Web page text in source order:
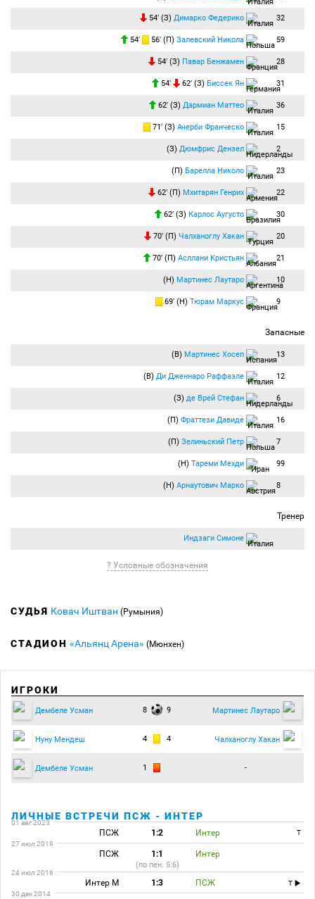
54′ (З) Димарко Федерико 32
54′ 56′ (П) Залевский Никола 59
54′ (З) Павар Бенжамен 28
54′ 62′ (З) Биссек Ян 31
62′ (З) Дармиан Маттео 36
71′ (З) Ачерби Франческо 15
(З) Дюмфрис Дензел 2
(П) Барелла Николо 23
62′ (П) Мхитарян Генрих 22
62′ (З) Карлос Аугусто 30
70′ (П) Чалханоглу Хакан 20
70′ (П) Асллани Кристьян 21
(Н) Мартинес Лаутаро 10
69′ (Н) Тюрам Маркус 9
Запасные
(В) Мартинес Хосеп 13
(В) Ди Дженнаро Раффаэле 12
(З) де Врей Стефан 6
(П) Фраттези Давиде 16
(П) Зелиньский Петр 7
(Н) Тареми Мехди 99
(Н) Арнаутович Марко 8
Тренер
Индзаги Симоне
? Условные обозначения
СУДЬЯ Ковач Иштван (Румыния)
СТАДИОН «Альянц Арена» (Мюнхен)
ИГРОКИ
Дембеле Усман 8 9 Мартинес Лаутаро
Нуну Мендеш 4 4 Чалханоглу Хакан
Дембеле Усман 1 -
ЛИЧНЫЕ ВСТРЕЧИ ПСЖ - ИНТЕР
01 авг 2023
ПСЖ 1:2 Интер
T
27 июл 2019
ПСЖ 1:1 Интер
(по пен. 5:6)
24 июл 2016
Интер М 1:3 ПСЖ
T
30 дек 2014